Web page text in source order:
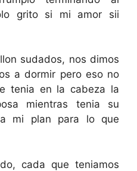
grito si mi amor sii
sudados, nos dimos
a dormir pero eso no
tenia en la cabeza la
mientras tenia su
mi plan para lo que
cada que teniamos